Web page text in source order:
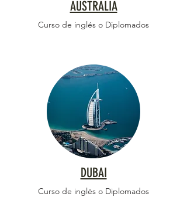
AUSTRALIA
Curso de inglés o Diplomados
DUBAI
Curso de inglés o Diplomados